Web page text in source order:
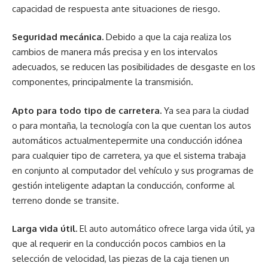
capacidad de respuesta ante situaciones de riesgo.
Seguridad mecánica. Debido a que la caja realiza los
cambios de manera más precisa y en los intervalos
adecuados, se reducen las posibilidades de desgaste en los
componentes, principalmente la transmisión.
Apto para todo tipo de carretera. Ya sea para la ciudad
o para montaña, la tecnología con la que cuentan los autos
automáticos actualmentepermite una conducción idónea
para cualquier tipo de carretera, ya que el sistema trabaja
en conjunto al computador del vehículo y sus programas de
gestión inteligente adaptan la conducción, conforme al
terreno donde se transite.
Larga vida útil. El auto automático ofrece larga vida útil, ya
que al requerir en la conducción pocos cambios en la
selección de velocidad, las piezas de la caja tienen un